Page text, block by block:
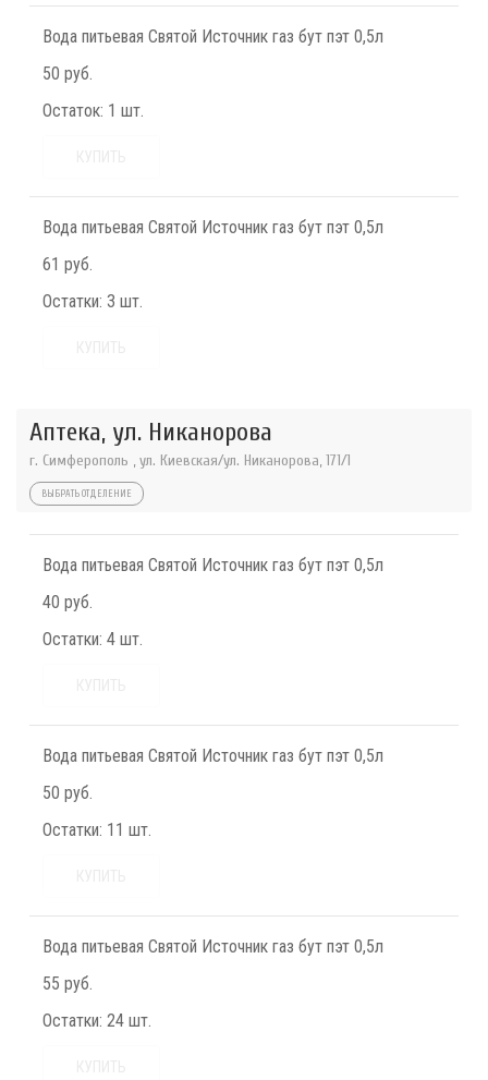
Вода питьевая Святой Источник газ бут пэт 0,5л
50 руб.
Остаток: 1 шт.
Вода питьевая Святой Источник газ бут пэт 0,5л
61 руб.
Остатки: 3 шт.
Аптека, ул. Никанорова
г. Симферополь , ул. Киевская/ул. Никанорова, 171/1
ВЫБРАТЬ ОТДЕЛЕНИЕ
Вода питьевая Святой Источник газ бут пэт 0,5л
40 руб.
Остатки: 4 шт.
Вода питьевая Святой Источник газ бут пэт 0,5л
50 руб.
Остатки: 11 шт.
Вода питьевая Святой Источник газ бут пэт 0,5л
55 руб.
Остатки: 24 шт.